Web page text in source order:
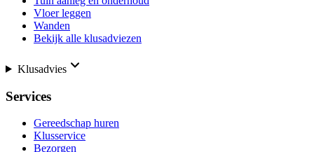
Vloer leggen
Wanden
Bekijk alle klusadviezen
Klusadvies
Services
Gereedschap huren
Klusservice
Bezorgen